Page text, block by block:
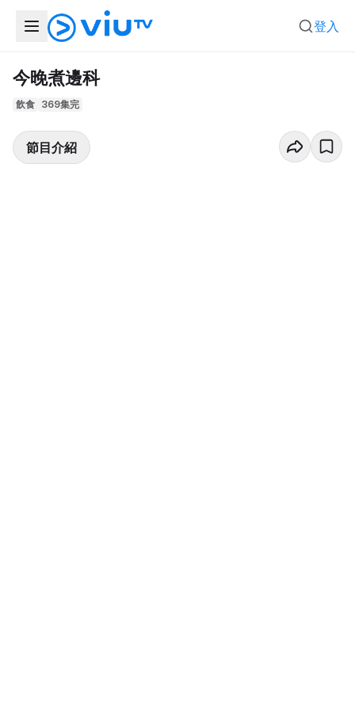
登入
今晚煮邊科
飲食 369集完
節目介紹